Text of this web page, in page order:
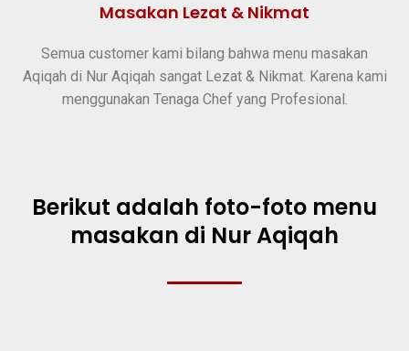
Masakan Lezat & Nikmat
Semua customer kami bilang bahwa menu masakan
Aqiqah di Nur Aqiqah sangat Lezat & Nikmat. Karena kami
menggunakan Tenaga Chef yang Profesional.
Berikut adalah foto-foto menu
masakan di Nur Aqiqah